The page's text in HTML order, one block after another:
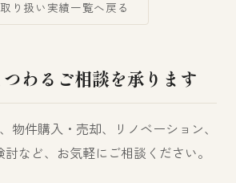
り扱い実績一覧へ戻る
わるご相談を承ります
物件購入・売却、リノベーション、
など、お気軽にご相談ください。